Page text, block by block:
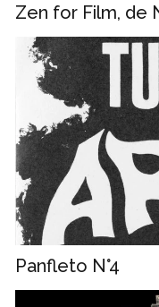
Zen for Film, de
Panfleto N°4